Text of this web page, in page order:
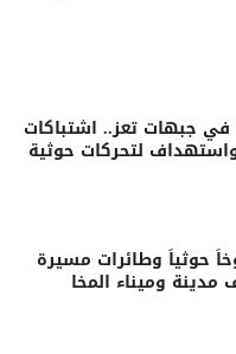
في جبهات تعز.. اشتباكات
لتحركات حوثية
20 صاروخاً حوثياً وطائرات مسيرة
وميناء المخا